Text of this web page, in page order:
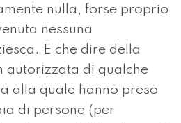
nulla, forse proprio
nessuna
E che dire della
autorizzata di qualche
alla quale hanno preso
di persone (per